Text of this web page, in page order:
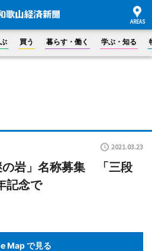
買う 暮らす・働く 学ぶ・知る
2021.03.23
の岩」名称募集 「三段
記念で
Map で見る